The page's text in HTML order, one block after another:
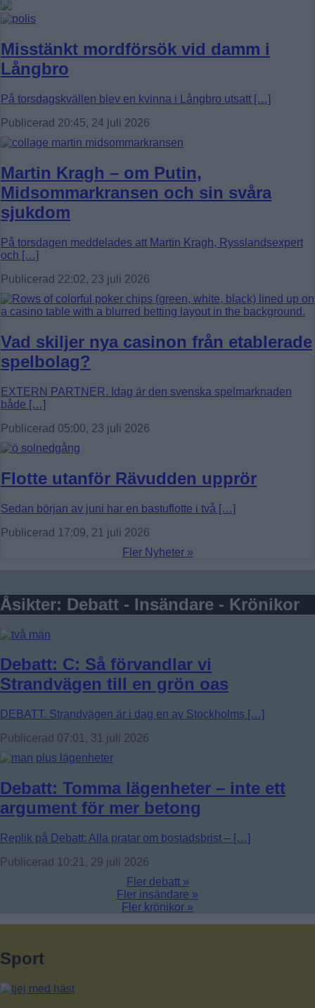
Misstänkt mordförsök vid damm i
Långbro
På torsdagskvällen blev en kvinna i Långbro utsatt […]
Publicerad 20:45, 24 juli 2026
Martin Kragh – om Putin,
Midsommarkransen och sin svåra
sjukdom
På torsdagen meddelades att Martin Kragh, Rysslandsexpert
och […]
Publicerad 22:02, 23 juli 2026
Vad skiljer nya casinon från etablerade
spelbolag?
EXTERN PARTNER. Idag är den svenska spelmarknaden
både […]
Publicerad 05:00, 23 juli 2026
Flotte utanför Rävudden upprör
Sedan början av juni har en bastuflotte i två […]
Publicerad 17:09, 21 juli 2026
Fler Nyheter »
Åsikter: Debatt - Insändare - Krönikor
Debatt: C: Så förvandlar vi
Strandvägen till en grön oas
DEBATT. Strandvägen är i dag en av Stockholms […]
Publicerad 07:01, 31 juli 2026
Debatt: Tomma lägenheter – inte ett
argument för mer betong
Replik på Debatt: Alla pratar om bostadsbrist – […]
Publicerad 10:21, 29 juli 2026
Fler debatt »
Fler insändare »
Fler krönikor »
Sport